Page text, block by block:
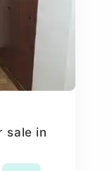
sale in